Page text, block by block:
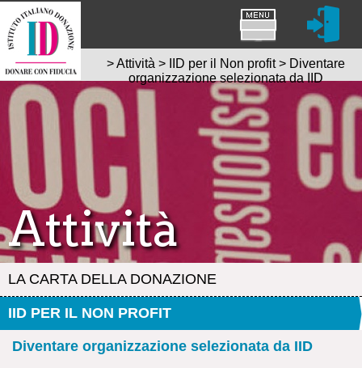
Attività
LA CARTA DELLA DONAZIONE
IID PER IL NON PROFIT
Diventare organizzazione selezionata da IID
>Attività > IID per il Non profit > Diventare
organizzazione selezionata da IID